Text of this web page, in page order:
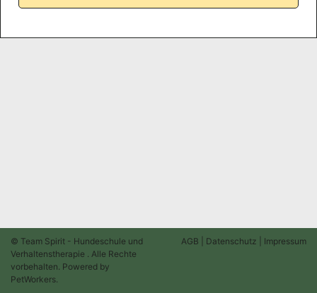
© Team Spirit - Hundeschule und
Verhaltenstherapie . Alle Rechte
vorbehalten. Powered by
PetWorkers.
AGB Datenschutz Impressum